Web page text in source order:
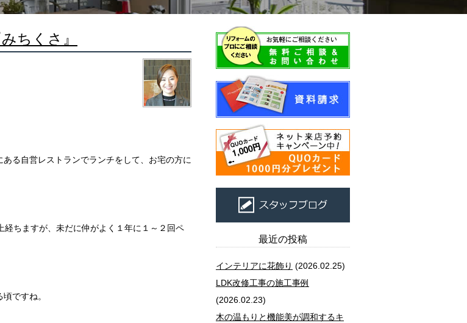
ちくさ』
る自営レストランでランチをして、お宅の方に
ちますが、未だに仲がよく１年に１～２回ペ
ですね。
最近の投稿
インテリアに花飾り (2026.02.25)
LDK改修工事の施工事例
(2026.02.23)
木の温もりと機能美が調和するキ